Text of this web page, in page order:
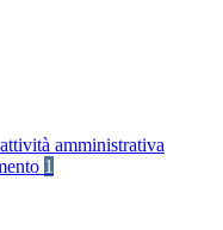
amministrativa
1